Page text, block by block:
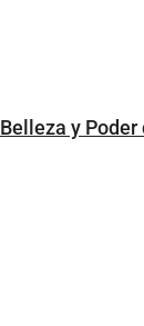
y Poder